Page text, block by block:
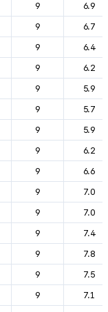
9
6.9
9
6.7
9
6.4
9
6.2
9
5.9
9
5.7
9
5.9
9
6.2
9
6.6
9
7.0
9
7.0
9
7.4
9
7.8
9
7.5
9
7.1